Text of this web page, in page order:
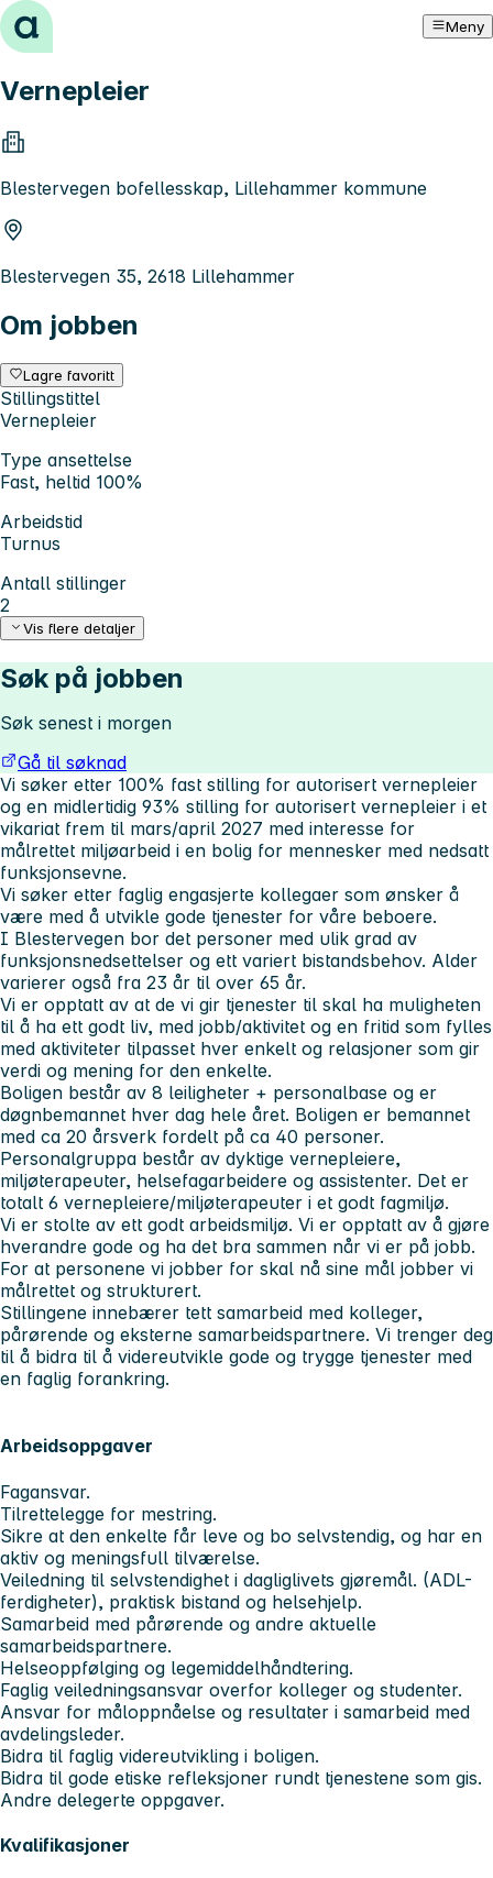
Hopp til innhold Meny
Vernepleier
Blestervegen bofellesskap, Lillehammer kommune
Blestervegen 35, 2618 Lillehammer
Om jobben
Lagre favoritt
Stillingstittel
Vernepleier
Type ansettelse
Fast, heltid 100%
Arbeidstid
Turnus
Antall stillinger
2
Vis flere detaljer
Søk på jobben
Søk senest i morgen
Gå til søknad
Vi søker etter 100% fast stilling for autorisert vernepleier
og en midlertidig 93% stilling for autorisert vernepleier i et
vikariat frem til mars/april 2027 med interesse for
målrettet miljøarbeid i en bolig for mennesker med nedsatt
funksjonsevne.
Vi søker etter faglig engasjerte kollegaer som ønsker å
være med å utvikle gode tjenester for våre beboere.
I Blestervegen bor det personer med ulik grad av
funksjonsnedsettelser og ett variert bistandsbehov. Alder
varierer også fra 23 år til over 65 år.
Vi er opptatt av at de vi gir tjenester til skal ha muligheten
til å ha ett godt liv, med jobb/aktivitet og en fritid som fylles
med aktiviteter tilpasset hver enkelt og relasjoner som gir
verdi og mening for den enkelte.
Boligen består av 8 leiligheter + personalbase og er
døgnbemannet hver dag hele året. Boligen er bemannet
med ca 20 årsverk fordelt på ca 40 personer.
Personalgruppa består av dyktige vernepleiere,
miljøterapeuter, helsefagarbeidere og assistenter. Det er
totalt 6 vernepleiere/miljøterapeuter i et godt fagmiljø.
Vi er stolte av ett godt arbeidsmiljø. Vi er opptatt av å gjøre
hverandre gode og ha det bra sammen når vi er på jobb.
For at personene vi jobber for skal nå sine mål jobber vi
målrettet og strukturert.
Stillingene innebærer tett samarbeid med kolleger,
pårørende og eksterne samarbeidspartnere. Vi trenger deg
til å bidra til å videreutvikle gode og trygge tjenester med
en faglig forankring.
Arbeidsoppgaver
Fagansvar.
Tilrettelegge for mestring.
Sikre at den enkelte får leve og bo selvstendig, og har en
aktiv og meningsfull tilværelse.
Veiledning til selvstendighet i dagliglivets gjøremål. (ADL-
ferdigheter), praktisk bistand og helsehjelp.
Samarbeid med pårørende og andre aktuelle
samarbeidspartnere.
Helseoppfølging og legemiddelhåndtering.
Faglig veiledningsansvar overfor kolleger og studenter.
Ansvar for måloppnåelse og resultater i samarbeid med
avdelingsleder.
Bidra til faglig videreutvikling i boligen.
Bidra til gode etiske refleksjoner rundt tjenestene som gis.
Andre delegerte oppgaver.
Kvalifikasjoner